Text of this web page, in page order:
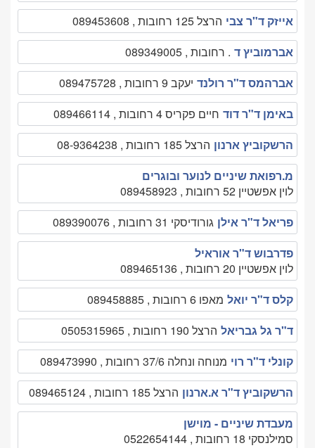
אייזק ד"ר צבי הרצל 125 רחובות , 089453608
אברמוביץ ד . רחובות , 089349005
אברהמס ד"ר רולנד יעקב 9 רחובות , 089475728
באימן ד"ר דוד חיים פקריס 4 רחובות , 089466114
הרשקוביץ ארנון הרצל 185 רחובות , 08-9364238
מ.רפואת שיניים לנוער ובוגרים
לוין אפשטיין 52 רחובות , 089458923
פריאל ד"ר אילן גורודיסקי 31 רחובות , 089390076
פדרבוש ד"ר אוראיל
לוין אפשטיין 20 רחובות , 089465136
קלס ד"ר יואל מאפו 6 רחובות , 089458885
ד"ר גל גבריאל הרצל 190 רחובות , 0505315965
קונלי ד"ר רוי מנוחה ונחלה 37/6 רחובות , 089473990
הרשקוביץ ד"ר א.ארנון הרצל 185 רחובות , 089465124
מעבדת שיניים - מוישן
סמילנסקי 18 רחובות , 0522654144